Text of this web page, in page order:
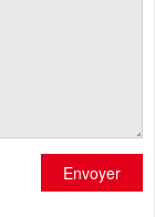
Envoyer